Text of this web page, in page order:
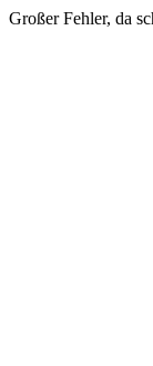
Großer Fehler, da